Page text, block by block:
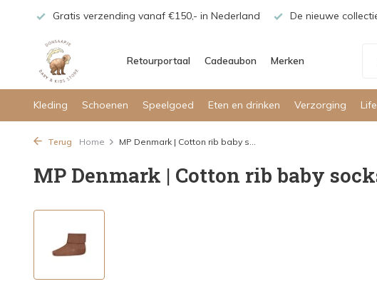
Gratis verzending vanaf €150,- in Nederland De nieuwe
Retourportaal Cadeaubon Merken
Kleding Schoenen Speelgoed Eten en drinken Verzorging
Terug Home MP Denmark | Cotton rib baby s...
MP Denmark | Cotton rib baby